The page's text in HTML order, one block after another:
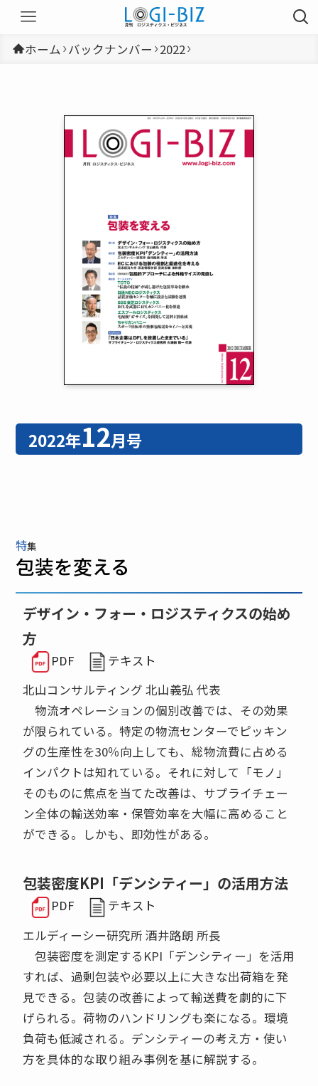
ホーム バックナンバー 2022
2022年12月号
特集
包装を変える
デザイン・フォー・ロジスティクスの始め
方
PDF
テキスト
北山コンサルティング 北山義弘 代表
物流オペレーションの個別改善では、その効果
が限られている。特定の物流センターでピッキン
グの生産性を30％向上しても、総物流費に占める
インパクトは知れている。それに対して「モノ」
そのものに焦点を当てた改善は、サプライチェー
ン全体の輸送効率・保管効率を大幅に高めること
ができる。しかも、即効性がある。
包装密度KPI「デンシティー」の活用方法
PDF
テキスト
エルディーシー研究所 酒井路朗 所長
包装密度を測定するKPI「デンシティー」を活用
すれば、過剰包装や必要以上に大きな出荷箱を発
見できる。包装の改善によって輸送費を劇的に下
げられる。荷物のハンドリングも楽になる。環境
負荷も低減される。デンシティーの考え方・使い
方を具体的な取り組み事例を基に解説する。